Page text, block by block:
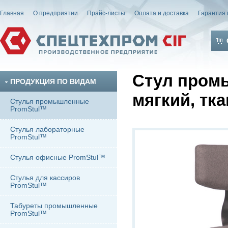
Главная О предприятии Прайс-листы Оплата и доставка Гарантия
ПРОДУКЦИЯ ПО ВИДАМ
Стулья промышленные
PromStul™
Стулья лабораторные
PromStul™
Стулья офисные PromStul™
Стулья для кассиров
PromStul™
Табуреты промышленные
PromStul™
Стул
мягкий,